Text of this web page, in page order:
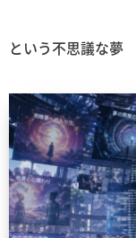
という不思議な夢